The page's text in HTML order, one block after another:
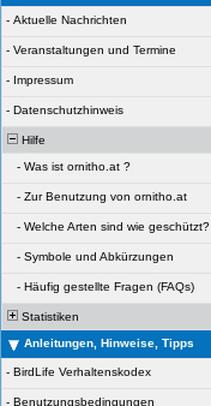
- Aktuelle Nachrichten
- Veranstaltungen und Termine
- Impressum
- Datenschutzhinweis
Hilfe
- Was ist ornitho.at ?
- Zur Benutzung von ornitho.at
- Welche Arten sind wie geschützt?
- Symbole und Abkürzungen
- Häufig gestellte Fragen (FAQs)
Statistiken
Anleitungen, Hinweise, Tipps
- BirdLife Verhaltenskodex
- Benutzungsbedingungen